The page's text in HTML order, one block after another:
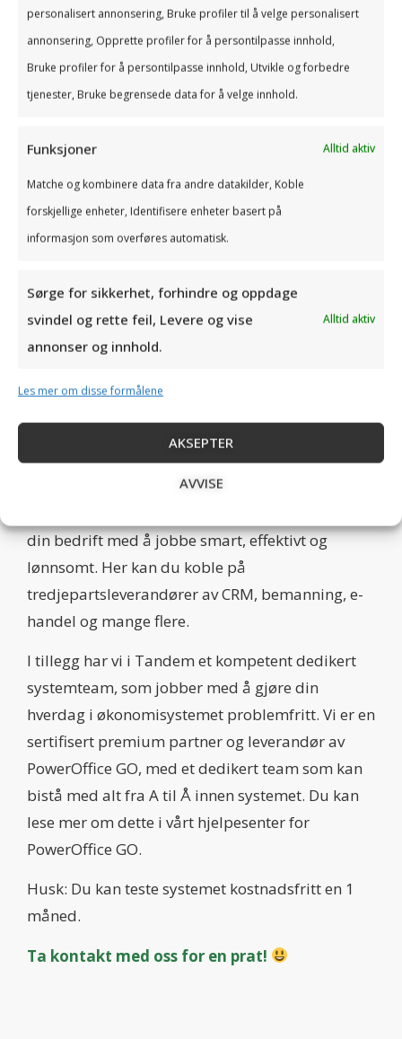
personalisert annonsering, Bruke profiler til å velge personalisert
annonsering, Opprette profiler for å persontilpasse innhold,
Bruke profiler for å persontilpasse innhold, Utvikle og forbedre
tjenester, Bruke begrensede data for å velge innhold.
Funksjoner Alltid aktiv
Matche og kombinere data fra andre datakilder, Koble
forskjellige enheter, Identifisere enheter basert på
informasjon som overføres automatisk.
Sørge for sikkerhet, forhindre og oppdage
svindel og rette feil, Levere og vise
annonser og innhold.
Alltid aktiv
Les mer om disse formålene
AKSEPTER
AVVISE
banken daglig og bokføres automatisk i
regnskapet.
Lønn: Ajourhold av ansatte og lønnsutbetalinger
går som en lek. Utbetaling og postering av lønn,
ved godkjenning av lønn.
Timeregistrering: Øk faktureringsgraden med
Go! I PowerOffice Go kan timeføring legges til
som en integrert del av regnskapstjenesten.
time!
Reise og utlegg: Med PowerOffice Go blir
utfylling av reiseregninger lekende lett.
underveis.
Integrasjoner: PowerOffice GO har også over 300
din bedrift med å jobbe smart, effektivt og
lønnsomt. Her kan du koble på
tredjepartsleverandører av CRM, bemanning, e-
handel og mange flere.
I tillegg har vi i Tandem et kompetent dedikert
systemteam, som jobber med å gjøre din
hverdag i økonomisystemet problemfritt. Vi er en
sertifisert premium partner og leverandør av
PowerOffice GO, med et dedikert team som kan
bistå med alt fra A til Å innen systemet. Du kan
lese mer om dette i vårt hjelpesenter for
PowerOffice GO.
Husk: Du kan teste systemet kostnadsfritt en 1
måned.
Ta kontakt med oss for en prat!